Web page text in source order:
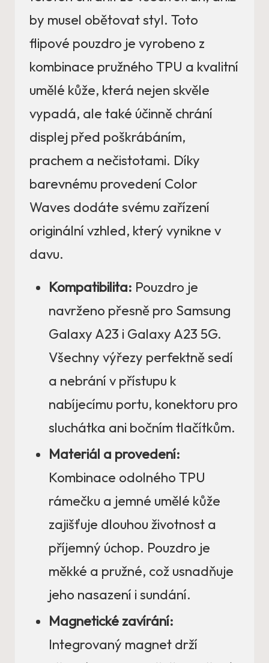
by musel obětovat styl. Toto
flipové pouzdro je vyrobeno z
kombinace pružného TPU a kvalitní
umělé kůže, která nejen skvěle
vypadá, ale také účinně chrání
displej před poškrábáním,
prachem a nečistotami. Díky
barevnému provedení Color
Waves dodáte svému zařízení
originální vzhled, který vynikne v
davu.
Kompatibilita: Pouzdro je
navrženo přesně pro Samsung
Galaxy A23 i Galaxy A23 5G.
Všechny výřezy perfektně sedí
a nebrání v přístupu k
nabíjecímu portu, konektoru pro
sluchátka ani bočním tlačítkům.
Materiál a provedení:
Kombinace odolného TPU
rámečku a jemné umělé kůže
zajišťuje dlouhou životnost a
příjemný úchop. Pouzdro je
měkké a pružné, což usnadňuje
jeho nasazení i sundání.
Magnetické zavírání:
Integrovaný magnet drží